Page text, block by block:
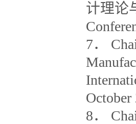
计理论
7．
October
8．